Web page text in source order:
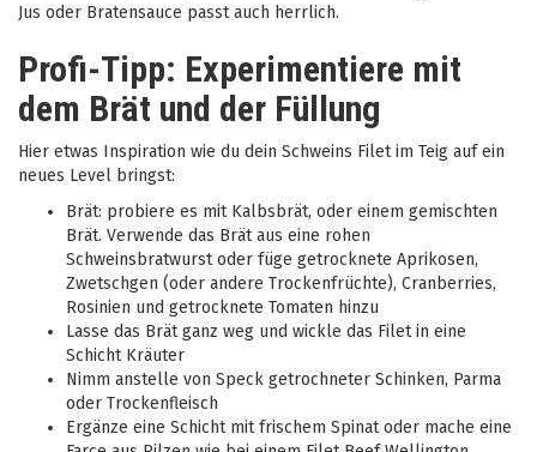
Jus oder Bratensauce passt auch herrlich.
Profi-Tipp: Experimentiere mit
dem Brät und der Füllung
Hier etwas Inspiration wie du dein Schweins Filet im Teig auf ein
neues Level bringst:
Brät: probiere es mit Kalbsbrät, oder einem gemischten
Brät. Verwende das Brät aus eine rohen
Schweinsbratwurst oder füge getrocknete Aprikosen,
Zwetschgen (oder andere Trockenfrüchte), Cranberries,
Rosinien und getrocknete Tomaten hinzu
Lasse das Brät ganz weg und wickle das Filet in eine
Schicht Kräuter
Nimm anstelle von Speck getrochneter Schinken, Parma
oder Trockenfleisch
Ergänze eine Schicht mit frischem Spinat oder mache eine